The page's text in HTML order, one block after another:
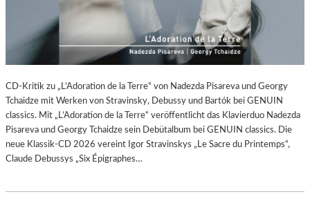
CD-Kritik zu „L’Adoration de la Terre“ von Nadezda Pisareva und Georgy
Tchaidze mit Werken von Stravinsky, Debussy und Bartók bei GENUIN
classics. Mit „L’Adoration de la Terre“ veröffentlicht das Klavierduo Nadezda
Pisareva und Georgy Tchaidze sein Debütalbum bei GENUIN classics. Die
neue Klassik-CD 2026 vereint Igor Stravinskys „Le Sacre du Printemps“,
Claude Debussys „Six Épigraphes…